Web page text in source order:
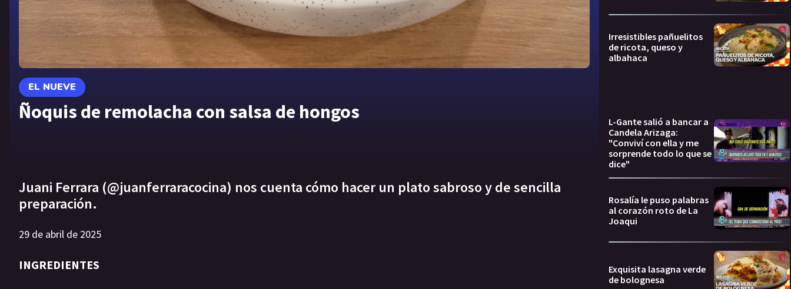
EL NUEVE
Ñoquis de remolacha con salsa de hongos
Juani Ferrara (@juanferraracocina) nos cuenta cómo hacer un plato sabroso y de sencilla
preparación.
29 de abril de 2025
INGREDIENTES
Irresistibles pañuelitos
de ricota, queso y
albahaca
L-Gante salió a bancar a
Candela Arizaga:
"Conviví con ella y me
sorprende todo lo que se
dice"
Rosalía le puso palabras
al corazón roto de La
Joaqui
Exquisita lasagna verde
de bolognesa